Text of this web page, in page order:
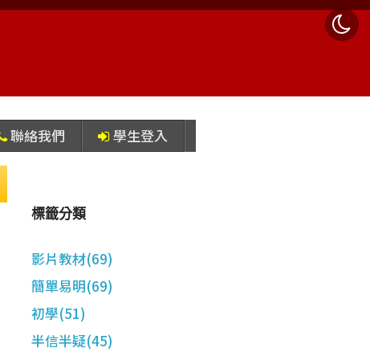
聯絡我們 學生登入
標籤分類
影片教材(69)
簡單易明(69)
初學(51)
半信半疑(45)